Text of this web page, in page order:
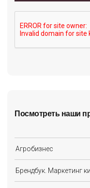
Посмотреть наши
Агробизнес
Брендбук. Маркетинг